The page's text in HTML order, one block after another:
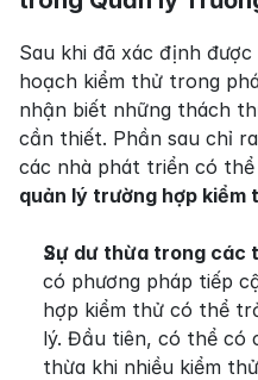
Sau khi đã xác định
hoạch kiểm thử trong
nhận biết những thách
cần thiết. Phần sau chỉ
quản lý trường hợp kiểm
Sự dư thừa trong các
có phương pháp tiếp
hợp kiểm thử có thể
lý. Đầu tiên, có thể có
thừa khi nhiều kiểm